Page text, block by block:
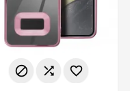
  